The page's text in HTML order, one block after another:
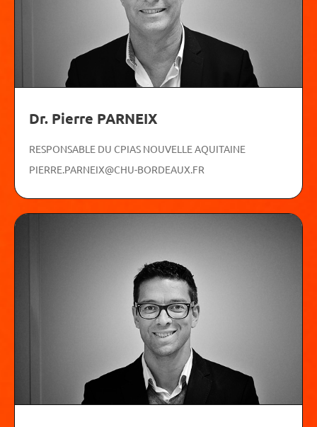
Dr. Pierre PARNEIX
RESPONSABLE DU CPIAS NOUVELLE AQUITAINE
PIERRE.PARNEIX@CHU-BORDEAUX.FR